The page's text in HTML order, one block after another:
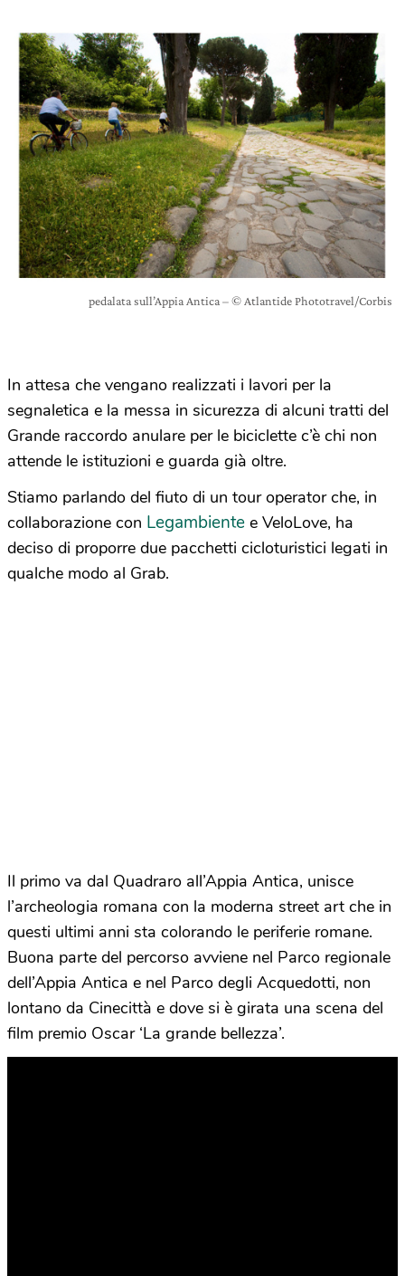
pedalata sull’Appia Antica – © Atlantide Phototravel/Corbis
In attesa che vengano realizzati i lavori per la
segnaletica e la messa in sicurezza di alcuni tratti del
Grande raccordo anulare per le biciclette c’è chi non
attende le istituzioni e guarda già oltre.
Stiamo parlando del fiuto di un tour operator che, in
collaborazione con Legambiente e VeloLove, ha
deciso di proporre due pacchetti cicloturistici legati in
qualche modo al Grab.
Il primo va dal Quadraro all’Appia Antica, unisce
l’archeologia romana con la moderna street art che in
questi ultimi anni sta colorando le periferie romane.
Buona parte del percorso avviene nel Parco regionale
dell’Appia Antica e nel Parco degli Acquedotti, non
lontano da Cinecittà e dove si è girata una scena del
film premio Oscar ‘La grande bellezza’.